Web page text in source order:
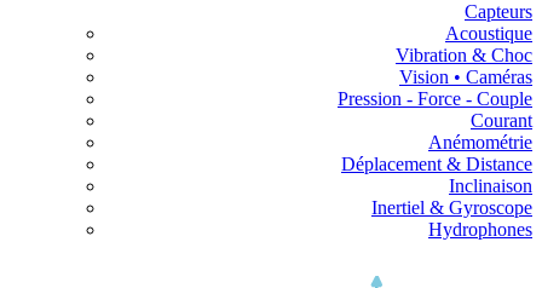
Capteurs
Acoustique
Vibration & Choc
Vision • Caméras
Pression - Force - Couple
Courant
Anémométrie
Déplacement & Distance
Inclinaison
Inertiel & Gyroscope
Hydrophones